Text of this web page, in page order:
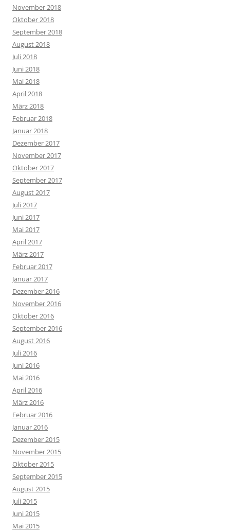
November 2018
Oktober 2018
September 2018
August 2018
Juli 2018
Juni 2018
Mai 2018
April 2018
März 2018
Februar 2018
Januar 2018
Dezember 2017
November 2017
Oktober 2017
September 2017
August 2017
Juli 2017
Juni 2017
Mai 2017
April 2017
März 2017
Februar 2017
Januar 2017
Dezember 2016
November 2016
Oktober 2016
September 2016
August 2016
Juli 2016
Juni 2016
Mai 2016
April 2016
März 2016
Februar 2016
Januar 2016
Dezember 2015
November 2015
Oktober 2015
September 2015
August 2015
Juli 2015
Juni 2015
Mai 2015